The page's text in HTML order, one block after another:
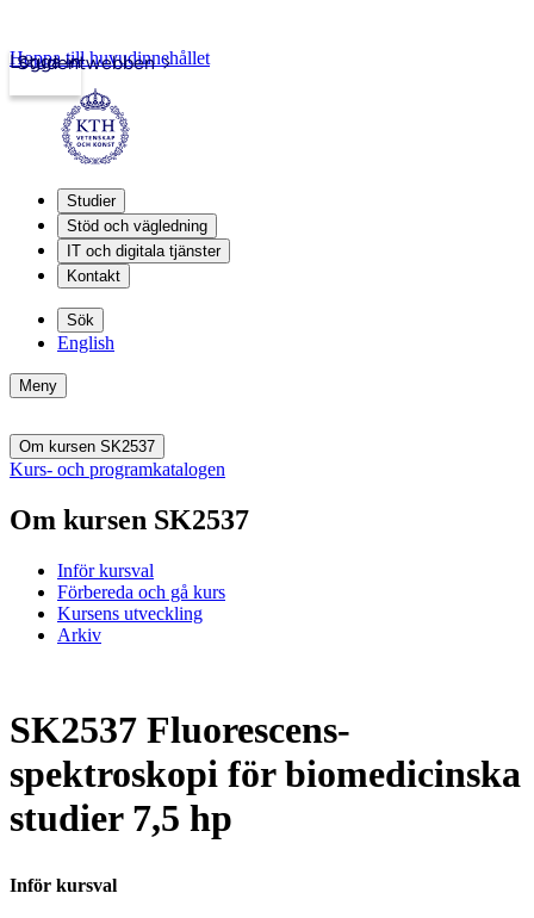
Studentwebben
Logga in
Hoppa till huvudinnehållet
Studier
Stöd och vägledning
IT och digitala tjänster
Kontakt
Sök
English
Meny
Om kursen SK2537
Kurs- och programkatalogen
Om kursen SK2537
Inför kursval
Förbereda och gå kurs
Kursens utveckling
Arkiv
SK2537 Fluorescens-
spektroskopi för biomedicinska
studier 7,5 hp
Inför kursval